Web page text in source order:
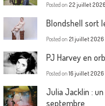
Posted on 22 juillet 2026
Blondshell sort
Posted on 21 juillet 2026
PJ Harvey en
Posted on 16 juillet 2026
Julia Jacklin :
septembre